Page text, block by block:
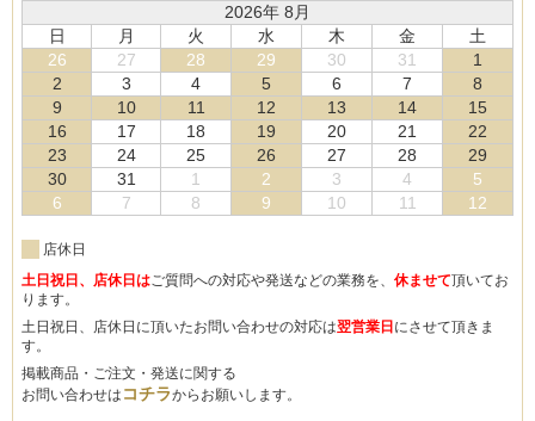
2026年 8月
日
月 火 水 木 金
土
26
27 28 29 30 31
1
2
3 4 5 6 7
8
9
10 11 12 13 14
15
16
17 18 19 20 21
22
23
24 25 26 27 28
29
30
31 1 2 3 4
5
6
7 8 9 10 11 12
店休日
土日祝日、店休日はご質問への対応や発送などの業務を、 休ませて頂いてお
ります。
土日祝日、店休日に頂いたお問い合わせの対応は翌営業日にさせて頂きま
す。
掲載商品・ご注文・発送に関する
お問い合わせは コチラからお願いします。